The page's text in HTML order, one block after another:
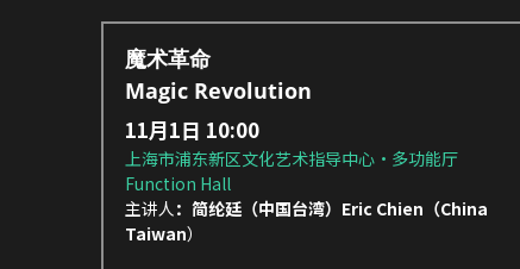
魔术革命
Magic Revolution
11月1日 10:00
上海市浦东新区文化艺术指导中心·多功能厅
Function Hall
主讲人 ：简纶廷（中国台湾）Eric Chien（China
Taiwan）